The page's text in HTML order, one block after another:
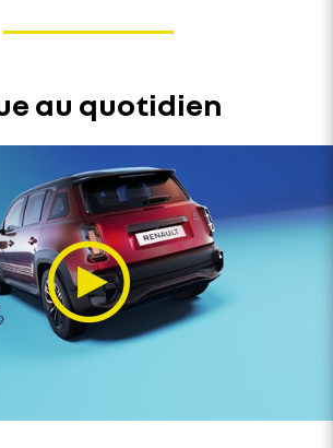
au quotidien